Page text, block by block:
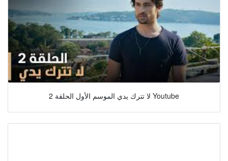
لا تترك يدي الموسم الأول الحلقة 2 Youtube